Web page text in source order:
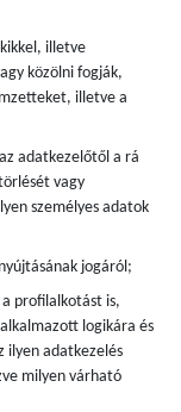
illetve
közölni fogják,
illetve a
adatkezelőtől a rá
vagy
személyes adatok
jogáról;
profilalkotást is,
logikára és
ilyen adatkezelés
milyen várható